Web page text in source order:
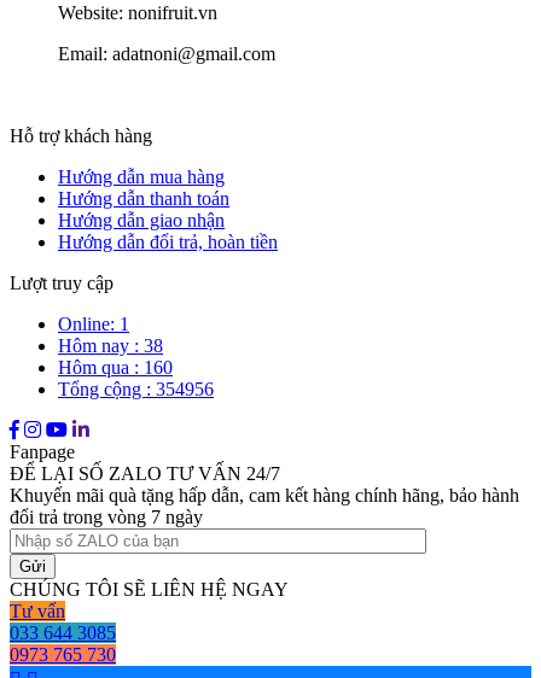
Website: nonifruit.vn
Email: adatnoni@gmail.com
Hỗ trợ khách hàng
Hướng dẫn mua hàng
Hướng dẫn thanh toán
Hướng dẫn giao nhận
Hướng dẫn đổi trả, hoàn tiền
Lượt truy cập
Online: 1
Hôm nay : 38
Hôm qua : 160
Tổng cộng : 354956
Fanpage
ĐỂ LẠI SỐ ZALO TƯ VẤN 24/7
Khuyến mãi quà tặng hấp dẫn, cam kết hàng chính hãng, bảo hành
đổi trả trong vòng 7 ngày
CHÚNG TÔI SẼ LIÊN HỆ NGAY
Tư vấn
033 644 3085
0973 765 730